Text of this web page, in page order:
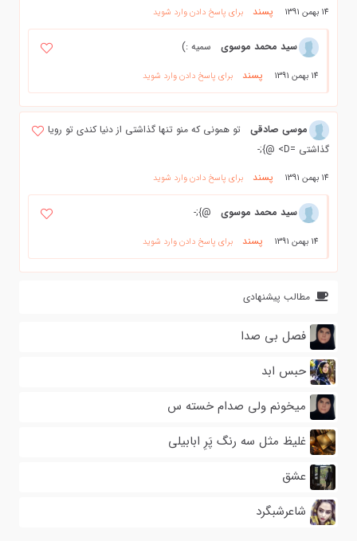
14 بهمن 1391 پسند برای پاسخ دادن وارد شوید
سید محمد موسوی سمیه :)
14 بهمن 1391 پسند برای پاسخ دادن وارد شوید
موسی صادقی
تو همونی که منو تنها گذاشتی از دنیا کندی تو رویا
گذاشتی =D> @};-
14 بهمن 1391 پسند برای پاسخ دادن وارد شوید
سید محمد موسوی @};-
14 بهمن 1391 پسند برای پاسخ دادن وارد شوید
مطالب پیشنهادی
فصل بی صدا
حبس ابد
میخونم ولی صدام خسته س
غلیظ مثل سه رنگ پَرِ ابابیلی
عشق
شاعرشبگرد